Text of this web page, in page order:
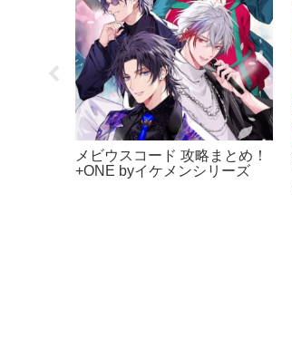
イケメンヴィラン 攻略まと
め！イケヴィラ！